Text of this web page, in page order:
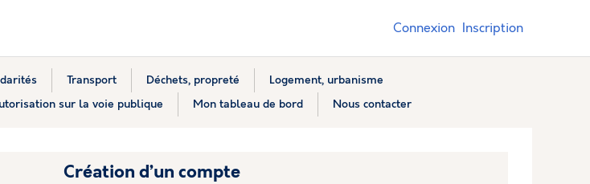
Connexion Inscription
Transport Déchets, propreté
Logement, urbanisme
sur la voie publique Mon tableau de bord Nous contacter
Création d’un compte